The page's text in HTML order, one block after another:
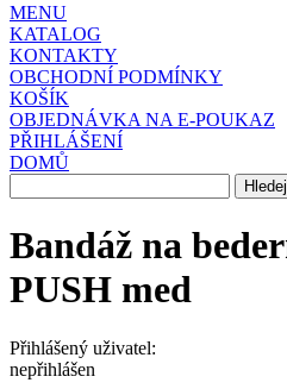
MENU
KATALOG
KONTAKTY
OBCHODNÍ PODMÍNKY
KOŠÍK
OBJEDNÁVKA NA E-POUKAZ
PŘIHLÁŠENÍ
DOMŮ
Bandáž na
PUSH med
Přihlášený uživatel:
nepřihlášen